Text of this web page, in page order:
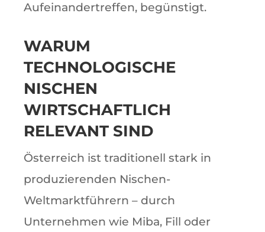
Aufeinandertreffen, begünstigt.
WARUM
TECHNOLOGISCHE
NISCHEN
WIRTSCHAFTLICH
RELEVANT SIND
Österreich ist traditionell stark in
produzierenden Nischen-
Weltmarktführern – durch
Unternehmen wie Miba, Fill oder